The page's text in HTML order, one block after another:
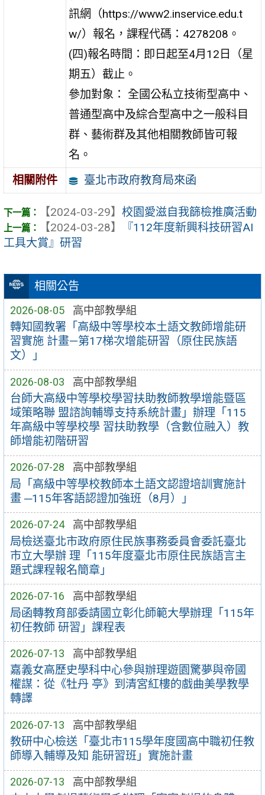
相關公告
2026-08-05 高中部教學組
轉知國教署「高級中等學校本土語文教師增能研
習實施 計畫—第17梯次增能研習（原住民族語
文）」
2026-08-03 高中部教學組
台師大高級中等學校學習扶助教師教學增能暨區
域策略聯 盟諮詢輔導支持系統計畫」辦理「115
年高級中等學校學 習扶助教學（含數位融入）教
師增能初階研習
2026-07-28 高中部教學組
局「高級中等學校教師本土語文認證培訓實施計
畫 ─115年客語認證加強班（8月）」
2026-07-24 高中部教學組
局檢送臺北市政府原住民族事務委員會委託臺北
市立大學辦 理「115年度臺北市原住民族語言主
題式課程報名簡章」
2026-07-16 高中部教學組
局函轉教育部委請國立彰化師範大學辦理「115年
初任教師 研習」課程表
2026-07-13 高中部教學組
嘉義女高歷史學科中心參與辦理遊園驚夢與帝國
權謀：從《牡丹 亭》到清宮紅樓的戲曲美學教學
轉譯
2026-07-13 高中部教學組
教研中心檢送「臺北市115學年度國高中職初任教
師導入輔導及知 能研習班」實施計畫
2026-07-13 高中部教學組
訊網（https://www2.inservice.edu.t
w/）報名，課程代碼：4278208。
(四)報名時間：即日起至4月12日（星
期五）截止。
參加對象： 全國公私立技術型高中、
普通型高中及綜合型高中之一般科目
群、藝術群及其他相關教師皆可報
名。
相關附件
臺北市政府教育局來函
【2024-03-29】 校園愛滋自我篩檢推廣活動
【2024-03-28】
『112年度新興科技研習AI
工具大賞』研習